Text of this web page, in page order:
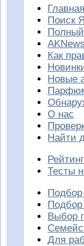
Поиск
Полный
Как
Новые
О нас
Найти
Тесты
Выбор
Для